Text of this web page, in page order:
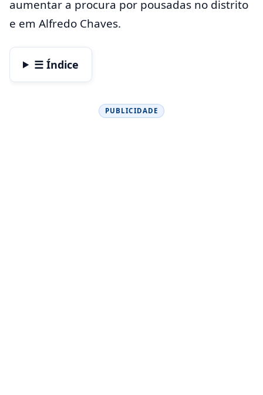
aumentar a procura por pousadas no distrito
e em Alfredo Chaves.
☰ Índice
PUBLICIDADE